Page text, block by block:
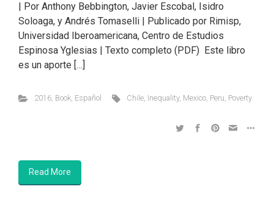
| Por Anthony Bebbington, Javier Escobal, Isidro
Soloaga, y Andrés Tomaselli | Publicado por Rimisp,
Universidad Iberoamericana, Centro de Estudios
Espinosa Yglesias | Texto completo (PDF) Este libro
es un aporte […]
2016, Book, Español Chile, Inequality, Mexico, Peru, Poverty
Read More